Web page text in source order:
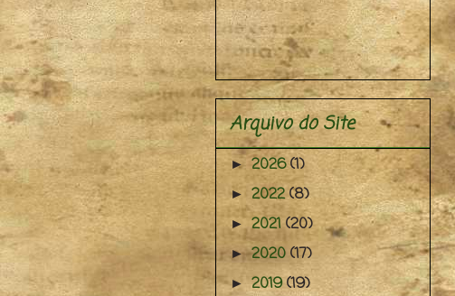
Arquivo do Site
► 2026(1)
► 2022(8)
► 2021(20)
►2020 (17)
►2019(19)